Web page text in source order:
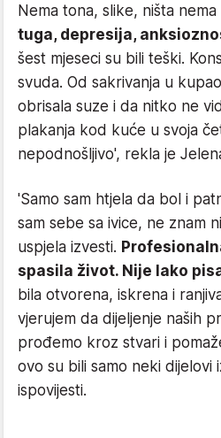
Nema tona, slike, ništa nema
tuga, depresija,
šest mjeseci su bili teški.
svuda. Od sakrivanja u
obrisala suze i da nitko ne
plakanja kod kuće u svoja
nepodnošljivo', rekla je
'Samo sam htjela da bol i
sam sebe sa ivice, ne znam
uspjela izvesti.
spasila život. Nije lako
bila otvorena, iskrena i
vjerujem da dijeljenje naših
prođemo kroz stvari i
ovo su bili samo neki dijelovi
ispovijesti.